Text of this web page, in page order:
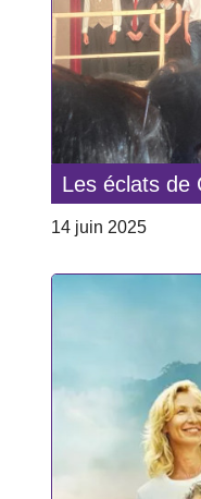
Les éclats de
14 juin 2025